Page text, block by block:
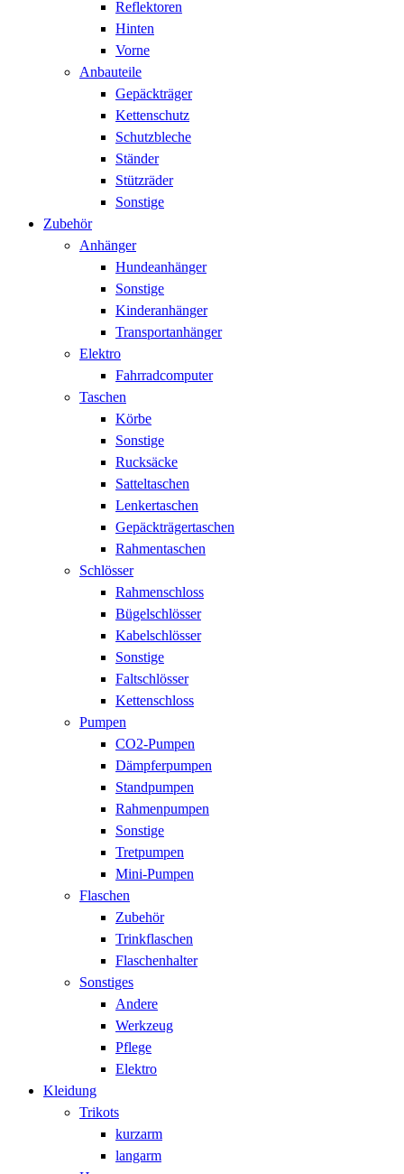
Reflektoren
Hinten
Vorne
Anbauteile
Gepäckträger
Kettenschutz
Schutzbleche
Ständer
Stützräder
Sonstige
Zubehör
Anhänger
Hundeanhänger
Sonstige
Kinderanhänger
Transportanhänger
Elektro
Fahrradcomputer
Taschen
Körbe
Sonstige
Rucksäcke
Satteltaschen
Lenkertaschen
Gepäckträgertaschen
Rahmentaschen
Schlösser
Rahmenschloss
Bügelschlösser
Kabelschlösser
Sonstige
Faltschlösser
Kettenschloss
Pumpen
CO2-Pumpen
Dämpferpumpen
Standpumpen
Rahmenpumpen
Sonstige
Tretpumpen
Mini-Pumpen
Flaschen
Zubehör
Trinkflaschen
Flaschenhalter
Sonstiges
Andere
Werkzeug
Pflege
Elektro
Kleidung
Trikots
kurzarm
langarm